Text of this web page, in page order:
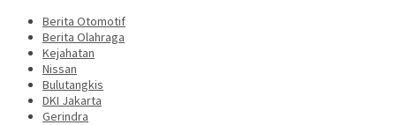
Berita Otomotif
Berita Olahraga
Kejahatan
Nissan
Bulutangkis
DKI Jakarta
Gerindra